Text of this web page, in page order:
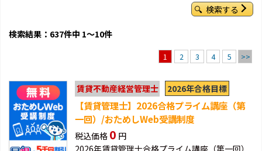
検索する
検索結果：637件中 1～10件
1 2 3 4 5 >>
賃貸不動産経営管理士 2026年合格目標
【賃貸管理士】2026合格プライム講座（第
一回）/おためしWeb受講制度
税込価格 0 円
2026年賃貸管理士合格プライム講座（第一回）